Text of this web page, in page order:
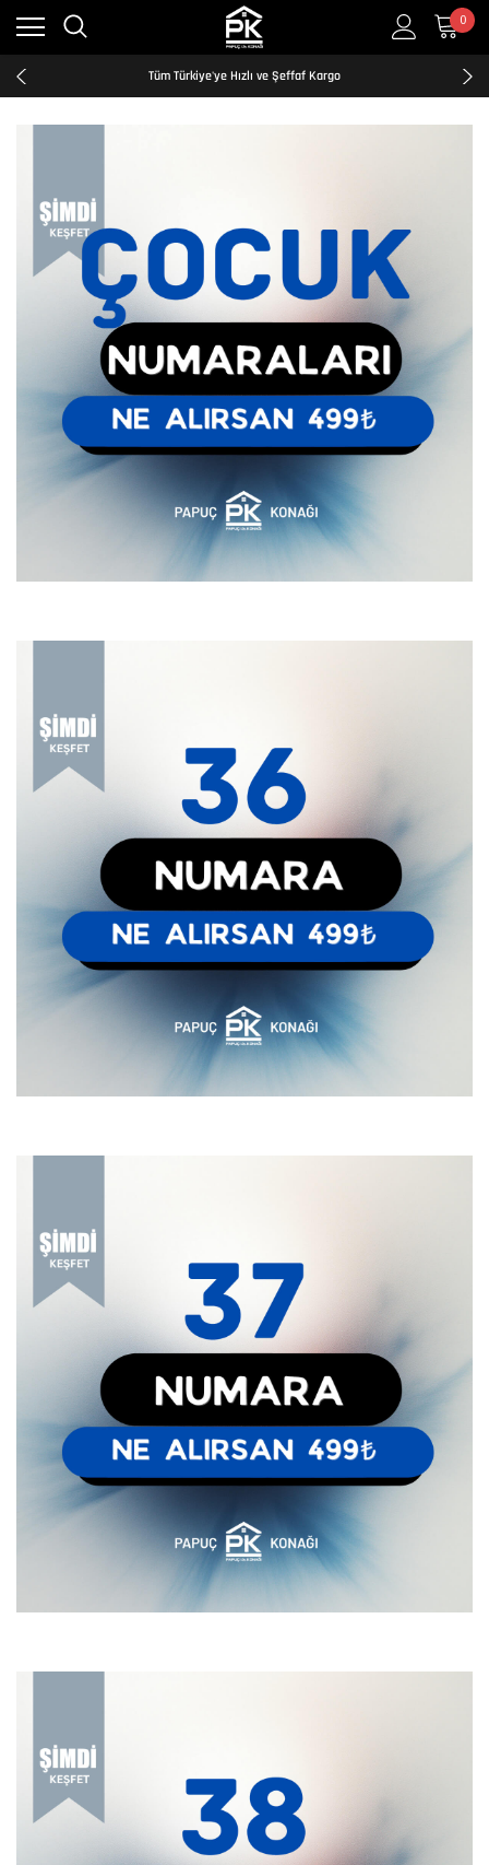
0
Kredi Kartına Taksit İmkanı
2500₺ ve Üzeri Ücretsiz Kargo
Tüm Türkiye'ye Hızlı ve Şeffaf Kargo
Kredi Kartına Taksit İmkanı
2500₺ ve Üzeri Ücretsiz Kargo